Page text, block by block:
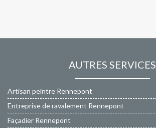
AUTRES SERVICES
Artisan peintre Rennepont
Entreprise de ravalement Rennepont
Façadier Rennepont